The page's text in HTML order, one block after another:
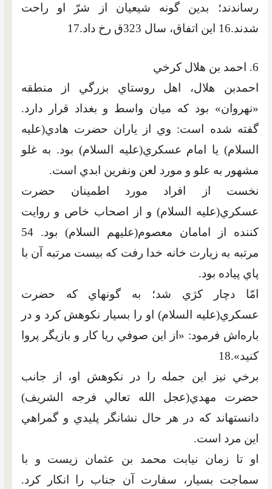
رساندند؛ بدين گونه شيعيان از شرّ او راحت
شدند.16 اين اتفاق، سال 323ق رخ داد.17
6. احمد بن هلال کرخي
احمدبن هلال، اهل روستاي بزرگي از منطقه
«نهروان» بود که ميان واسط و بغداد قرار دارد.
گفته شده است: وي از ياران حضرت هادي‏(عليه
السلام) يا امام عسکري‏(عليه السلام) بود. به غلو
مشهور به علو و مورد لعن ونفرين ابدي است.
نخست از افراد مورد اطمينان حضرت
عسکري‏(عليه السلام) و از اصحاب خاص و روايت
کننده از امامان معصوم(عليهم السلام) بود. 54
مرتبه به زيارت خانه خدا رفت که بيست مرتبه آن با
پاي پياده بود.
امّا دچار کژي شد؛ به گونه‏اي که حضرت
عسکري(عليه السلام) او را بسيار نکوهش کرد و در
باره‌اش فرمود: «از اين صوفي ريا کار و بازيگر پروا
کنيد».18
برخي نيز اين جمله را در نکوهش او، از جانب
حضرت مهدي(عجل الله تعالي فرجه الشريف)
دانسته‏اند که در هر حال نشانگر پليدي و گمراهي
اين مرد است.
او تا زمان نيابت محمد بن عثمان زيست و با
سماجت بسيار، سفارت آن جناب را انکار کرد.